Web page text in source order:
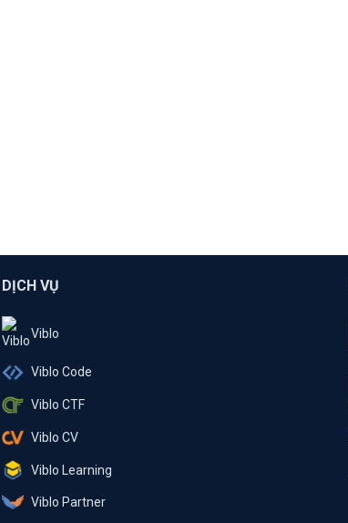
DỊCH VỤ
Viblo
Viblo Code
Viblo CTF
Viblo CV
Viblo Learning
Viblo Partner